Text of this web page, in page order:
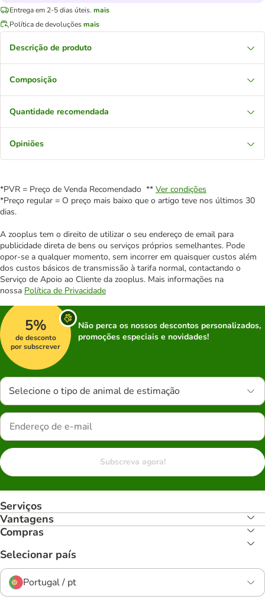
Entrega em 2-5 dias úteis. mais
Política de devoluçõesmais
Descrição de produto
Composição
Quantidade recomendada
Opiniões
*PVR = Preço de Venda Recomendado ** Ver condições
*Preço regular = O preço mais baixo que o artigo teve nos últimos 30
dias.
A zooplus tem o direito de utilizar o seu endereço de email para
publicidade direta de bens ou serviços próprios semelhantes. Pode
opor-se a qualquer momento, sem incorrer em quaisquer custos além
dos custos básicos de transmissão à tarifa normal, contactando o
Serviço de Apoio ao Cliente da zooplus. Mais informações na
nossa Política de Privacidade
5%
de desconto
por subscrever
Não perca os nossos descontos personalizados,
promoções especiais e novidades!
Selecione o tipo de animal de estimação
Subscreva agora!
Serviços
Vantagens
Compras
Selecionar país
Portugal / pt